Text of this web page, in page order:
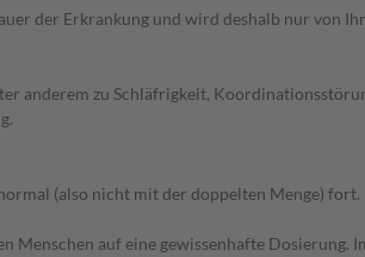
der Erkrankung und wird deshalb nur von
anderem zu Schläfrigkeit,
(also nicht mit der doppelten Menge) fort.
Menschen auf eine gewissenhafte